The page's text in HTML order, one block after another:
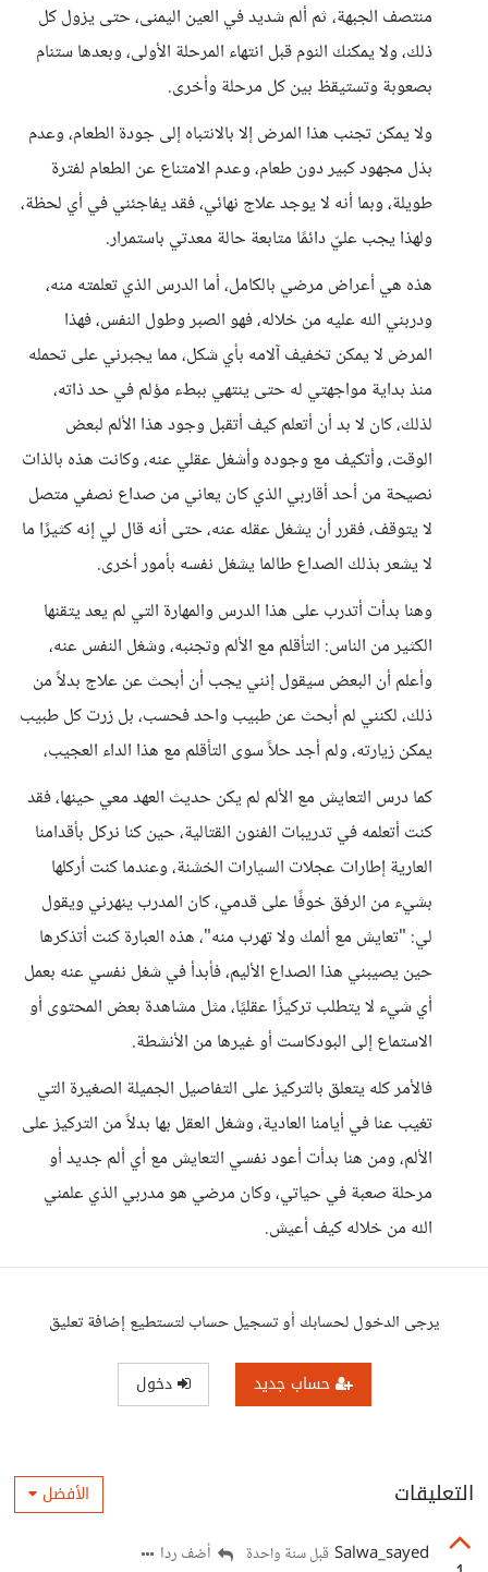
منتصف الجبهة، ثم ألم شديد في العين اليمنى، حتى يزول كل
ذلك، ولا يمكنك النوم قبل انتهاء المرحلة الأولى، وبعدها ستنام
بصعوبة وتستيقظ بين كل مرحلة وأخرى.
ولا يمكن تجنب هذا المرض إلا بالانتباه إلى جودة الطعام، وعدم
بذل مجهود كبير دون طعام، وعدم الامتناع عن الطعام لفترة
طويلة، وبما أنه لا يوجد علاج نهائي، فقد يفاجئني في أي لحظة،
ولهذا يجب عليّ دائمًا متابعة حالة معدتي باستمرار.
هذه هي أعراض مرضي بالكامل، أما الدرس الذي تعلمته منه،
ودربني الله عليه من خلاله، فهو الصبر وطول النفس، فهذا
المرض لا يمكن تخفيف آلامه بأي شكل، مما يجبرني على تحمله
منذ بداية مواجهتي له حتى ينتهي ببطء مؤلم في حد ذاته،
لذلك، كان لا بد أن أتعلم كيف أتقبل وجود هذا الألم لبعض
الوقت، وأتكيف مع وجوده وأشغل عقلي عنه، وكانت هذه بالذات
نصيحة من أحد أقاربي الذي كان يعاني من صداع نصفي متصل
لا يتوقف، فقرر أن يشغل عقله عنه، حتى أنه قال لي إنه كثيرًا ما
لا يشعر بذلك الصداع طالما يشغل نفسه بأمور أخرى.
وهنا بدأت أتدرب على هذا الدرس والمهارة التي لم يعد يتقنها
الكثير من الناس: التأقلم مع الألم وتجنبه، وشغل النفس عنه،
وأعلم أن البعض سيقول إنني يجب أن أبحث عن علاج بدلاً من
ذلك، لكنني لم أبحث عن طبيب واحد فحسب، بل زرت كل طبيب
يمكن زيارته، ولم أجد حلاً سوى التأقلم مع هذا الداء العجيب،
كما درس التعايش مع الألم لم يكن حديث العهد معي حينها، فقد
كنت أتعلمه في تدريبات الفنون القتالية، حين كنا نركل بأقدامنا
العارية إطارات عجلات السيارات الخشنة، وعندما كنت أركلها
بشيء من الرفق خوفًا على قدمي، كان المدرب ينهرني ويقول
لي: "تعايش مع ألمك ولا تهرب منه"، هذه العبارة كنت أتذكرها
حين يصيبني هذا الصداع الأليم، فأبدأ في شغل نفسي عنه بعمل
أي شيء لا يتطلب تركيزًا عقليًا، مثل مشاهدة بعض المحتوى أو
الاستماع إلى البودكاست أو غيرها من الأنشطة.
فالأمر كله يتعلق بالتركيز على التفاصيل الجميلة الصغيرة التي
تغيب عنا في أيامنا العادية، وشغل العقل بها بدلاً من التركيز على
الألم، ومن هنا بدأت أعود نفسي التعايش مع أي ألم جديد أو
مرحلة صعبة في حياتي، وكان مرضي هو مدربي الذي علمني
الله من خلاله كيف أعيش.
يرجى الدخول لحسابك أو تسجيل حساب لتستطيع إضافة تعليق
حساب جديد دخول
التعليقات الأفضل
Salwa_sayed قبل سنة واحدة أضف ردا